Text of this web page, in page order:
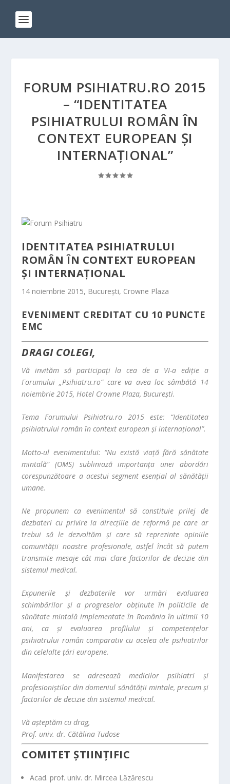
FORUM PSIHIATRU.RO 2015
– “IDENTITATEA
PSIHIATRULUI ROMÂN ÎN
CONTEXT EUROPEAN ȘI
INTERNAȚIONAL”
IDENTITATEA PSIHIATRULUI
ROMÂN ÎN CONTEXT EUROPEAN
ȘI INTERNAȚIONAL
14 noiembrie 2015, București, Crowne Plaza
EVENIMENT CREDITAT CU 10 PUNCTE
EMC
DRAGI COLEGI,
Vă invităm să participați la cea de a VI-a ediție a
Forumului „Psihiatru.ro” care va avea loc sâmbătă 14
noiembrie 2015, Hotel Crowne Plaza, București.
Tema Forumului Psihiatru.ro 2015 este: “Identitatea
psihiatrului român în context european și internațional”.
Motto-ul evenimentului: “Nu există viaţă fără sănătate
mintală” (OMS) subliniază importanța unei abordări
corespunzătoare a acestui segment esențial al sănătății
umane.
Ne propunem ca evenimentul să constituie prilej de
dezbateri cu privire la direcțiile de reformă pe care ar
trebui să le dezvoltăm și care să reprezinte opiniile
comunității noastre profesionale, astfel încât să putem
transmite mesaje cât mai clare factorilor de decizie din
sistemul medical.
Expunerile și dezbaterile vor urmări evaluarea
schimbărilor și a progreselor obținute în politicile de
sănătate mintală implementate în România în ultimii 10
ani, ca și evaluarea profilului și competențelor
psihiatrului român comparativ cu acelea ale psihiatrilor
din celelalte țări europene.
Manifestarea se adresează medicilor psihiatri și
profesioniștilor din domeniul sănătății mintale, precum și
factorilor de decizie din sistemul medical.
Vă așteptăm cu drag,
Prof. univ. dr. Cătălina Tudose
COMITET ȘTIINȚIFIC
Acad. prof. univ. dr. Mircea Lăzărescu